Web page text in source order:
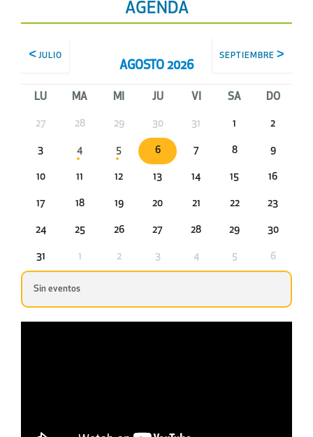
AGENDA
JULIO
AGOSTO 2026
SEPTIEMBRE
LU MA MI JU VI SA DO
27 28 29 30 31 1 2
3 4 5 6 7 8 9
10 11 12 13 14 15 16
17 18 19 20 21 22 23
24 25 26 27 28 29 30
31 1 2 3 4 5 6
Sin eventos